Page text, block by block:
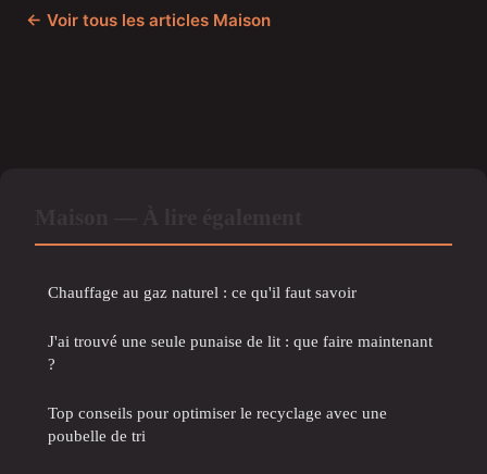
← Voir tous les articles Maison
Chauffage au gaz naturel : ce qu'il faut savoir
J'ai trouvé une seule punaise de lit : que faire maintenant
?
Top conseils pour optimiser le recyclage avec une
poubelle de tri